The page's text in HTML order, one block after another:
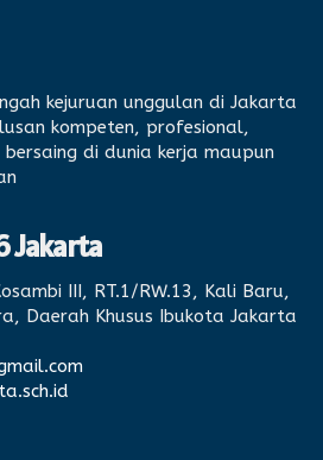
kejuruan unggulan di Jakarta
kompeten, profesional,
di dunia kerja maupun
Jakarta
III, RT.1/RW.13, Kali Baru,
Daerah Khusus Ibukota Jakarta